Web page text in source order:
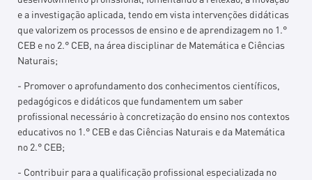
e a investigação aplicada, tendo em vista intervenções didáticas
que valorizem os processos de ensino e de aprendizagem no 1.°
CEB e no 2.° CEB, na área disciplinar de Matemática e Ciências
Naturais;
- Promover o aprofundamento dos conhecimentos científicos,
pedagógicos e didáticos que fundamentem um saber
profissional necessário à concretização do ensino nos contextos
educativos no 1.° CEB e das Ciências Naturais e da Matemática
no 2.° CEB;
- Contribuir para a qualificação profissional especializada no